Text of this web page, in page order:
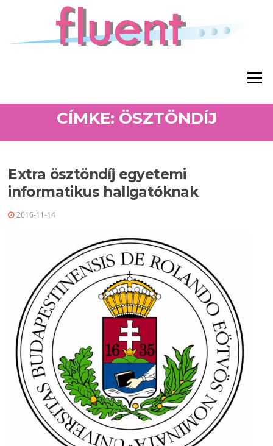
Ugrás a tartalomra
Menü
CÍMKE: ÖSZTÖNDÍJ
Extra ösztöndíj egyetemi
informatikus hallgatóknak
2016-11-14